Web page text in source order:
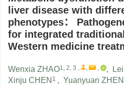
liver disease with
phenotypes：
for integrated
Western medicine
Wenxia ZHAO1, 2, 3 , , , ,
Xinju CHEN 1 , Yuanyuan